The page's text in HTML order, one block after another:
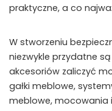
praktyczne, a co
W stworzeniu
niezwykle przydatne
akcesoriów zaliczyć
gałki meblowe,
meblowe, mocowania